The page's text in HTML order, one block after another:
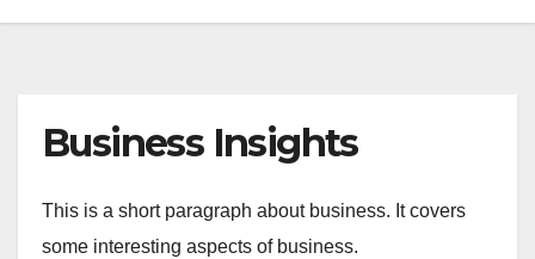
Business Insights
This is a short paragraph about business. It covers
some interesting aspects of business.